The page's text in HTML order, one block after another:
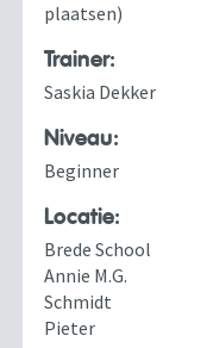
plaatsen)
Trainer:
Saskia Dekker
Niveau:
Beginner
Locatie:
Brede School
Annie M.G.
Schmidt
Pieter